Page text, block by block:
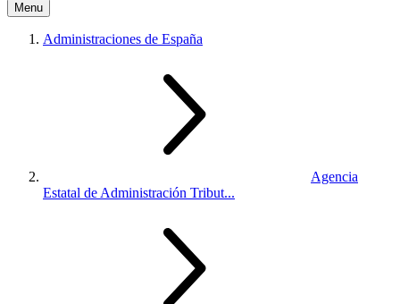
Menu
Administraciones de España
Agencia
Estatal de Administración Tribut...